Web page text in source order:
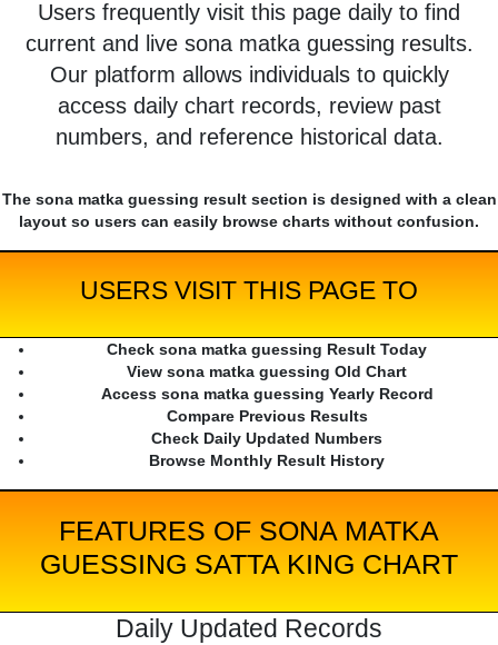
Users frequently visit this page daily to find
current and live sona matka guessing results.
Our platform allows individuals to quickly
access daily chart records, review past
numbers, and reference historical data.
The sona matka guessing result section is designed with a clean
layout so users can easily browse charts without confusion.
USERS VISIT THIS PAGE TO
Check sona matka guessing Result Today
View sona matka guessing Old Chart
Access sona matka guessing Yearly Record
Compare Previous Results
Check Daily Updated Numbers
Browse Monthly Result History
FEATURES OF SONA MATKA
GUESSING SATTA KING CHART
Daily Updated Records